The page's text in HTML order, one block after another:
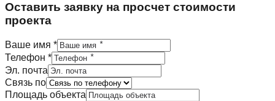
Оставить заявку на просчет стоимости
проекта
Ваше имя *
Телефон *
Эл. почта
Связь по
Площадь объекта